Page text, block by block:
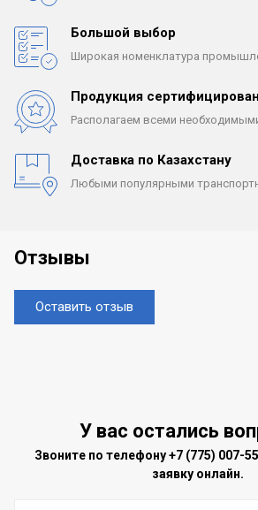
Большой выбор
Широкая номенклатура
Продукция
Располагаем всеми
Доставка по Казахстану
Любыми популярными
Отзывы
Оставить отзыв
У вас остались
Звоните по телефону+7 (775) 007-
заявку онлайн.